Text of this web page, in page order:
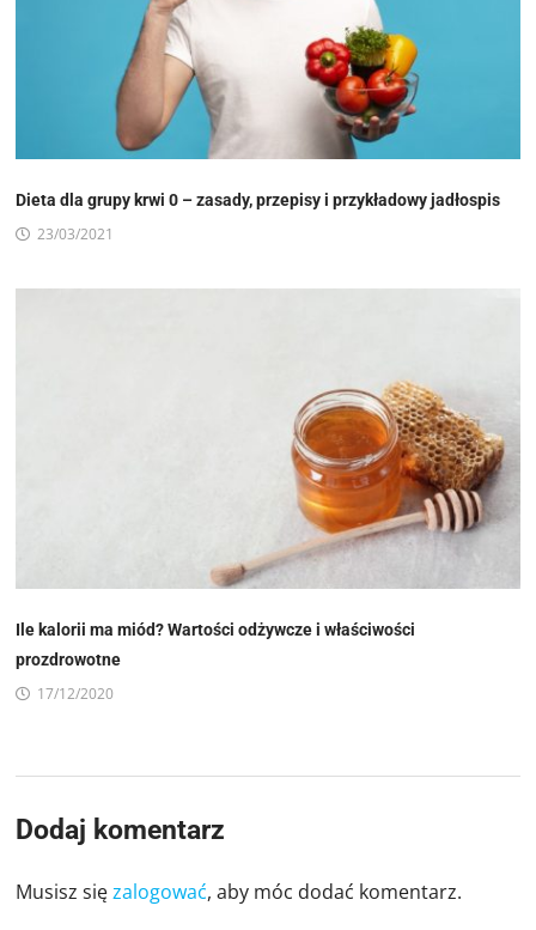
Dieta dla grupy krwi 0 – zasady, przepisy i przykładowy jadłospis
23/03/2021
Ile kalorii ma miód? Wartości odżywcze i właściwości
prozdrowotne
17/12/2020
Dodaj komentarz
Musisz sięzalogować, aby móc dodać komentarz.